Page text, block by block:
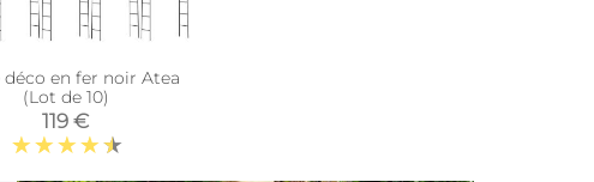
déco en fer noir Atea
(Lot de 10)
119 €